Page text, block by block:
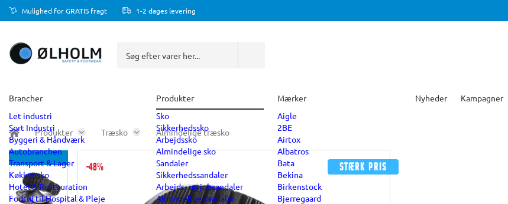
Mulighed for GRATIS fragt 1-2 dages levering
Brancher
Let industri
Sort Industri
Byggeri & Håndværk
Autobranchen
Transport & Lager
Køkkensko
Hotel & Restauration
Fodtøj til Hospital & Pleje
Produkter
Sko
Sikkerhedssko
Arbejdssko
Almindelige sko
Sandaler
Sikkerhedssandaler
Arbejds- og jobsandaler
Almindelige sandaler
Mærker
Aigle
2BE
Airtox
Albatros
Bata
Bekina
Birkenstock
Bjerregaard
Nyheder Kampagner
Produkter Træsko Almindelige træsko
-48% Stærk pris